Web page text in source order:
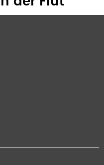
der Flut"